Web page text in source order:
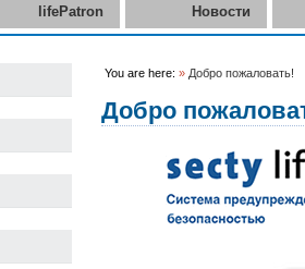
lifePatron Новости
You are here: » Добро пожаловать!
Добро